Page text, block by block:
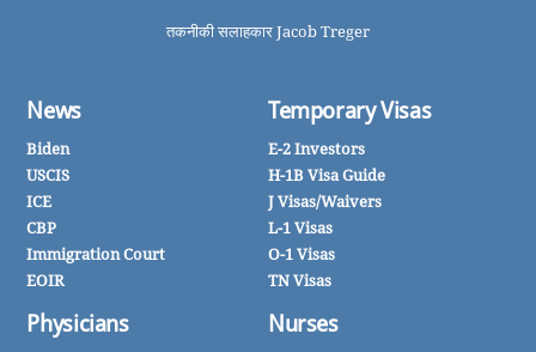
तकनीकी सलाहकार Jacob Treger
News
Biden
USCIS
ICE
CBP
Immigration Court
EOIR
Physicians
Temporary Visas
E-2 Investors
H-1B Visa Guide
J Visas/Waivers
L-1 Visas
O-1 Visas
TN Visas
Nurses